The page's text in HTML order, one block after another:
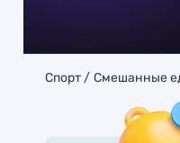
Спорт Смешанные